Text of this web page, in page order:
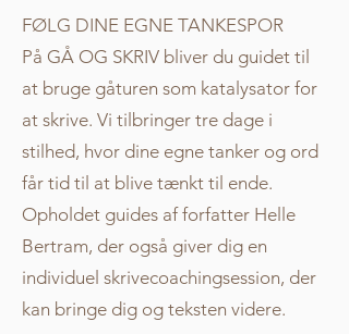
FØLG DINE EGNE TANKESPOR
På GÅ OG SKRIV bliver du guidet til
at bruge gåturen som katalysator for
at skrive. Vi tilbringer tre dage i
stilhed, hvor dine egne tanker og ord
får tid til at blive tænkt til ende.
Opholdet guides af forfatter Helle
Bertram, der også giver dig en
individuel skrivecoachingsession, der
kan bringe dig og teksten videre.